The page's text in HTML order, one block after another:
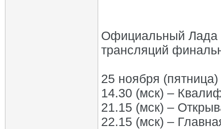
Официальный Лада
трансляций
25 ноября (пятница)
14.30 (мск) –
21.15 (мск) –
22.15 (мск) –